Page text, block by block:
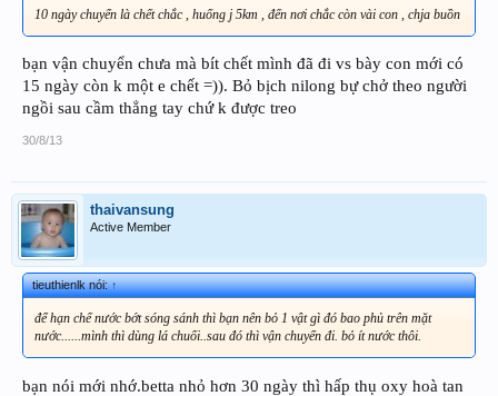
10 ngày chuyển là chết chắc , huống j 5km , đến nơi chắc còn vài con , chja buồn
bạn vận chuyển chưa mà bít chết mình đã đi vs bày con mới có
15 ngày còn k một e chết =)). Bỏ bịch nilong bự chở theo người
ngồi sau cầm thẳng tay chứ k được treo
30/8/13
thaivansung
Active Member
tieuthienlk nói:↑
để hạn chế nước bớt sóng sánh thì bạn nên bỏ 1 vật gì đó bao phủ trên mặt
nước......mình thì dùng lá chuối..sau đó thì vận chuyển đi. bỏ ít nước thôi.
bạn nói mới nhớ.betta nhỏ hơn 30 ngày thì hấp thụ oxy hoà tan